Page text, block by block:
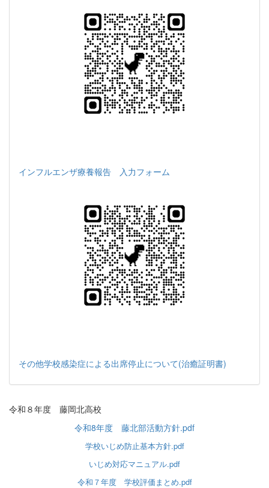
インフルエンザ療養報告 入力フォーム
その他学校感染症による出席停止について(治癒証明書)
令和８年度 藤岡北高校
令和8年度 藤北部活動方針.pdf
学校いじめ防止基本方針.pdf
いじめ対応マニュアル.pdf
令和７年度 学校評価まとめ.pdf